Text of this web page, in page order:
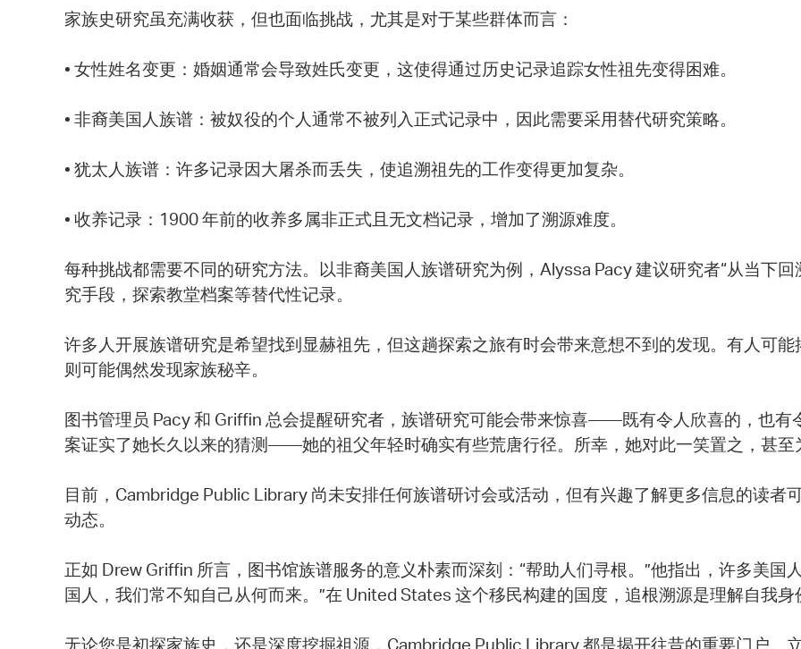
家族史研究虽充满收获，但也面临挑战，尤其是对于某些群体而言：
• 女性姓名变更：婚姻通常会导致姓氏变更，这使得通过历史记录追踪女性祖先变得困难。
• 非裔美国人族谱：被奴役的个人通常不被列入正式记录中，因此需要采用替代研究策略。
• 犹太人族谱：许多记录因大屠杀而丢失，使追溯祖先的工作变得更加复杂。
• 收养记录：1900 年前的收养多属非正式且无文档记录，增加了溯源难度。
每种挑战都需要不同的研究方法。以非裔美国人族谱研究为例，Alyssa Pacy 建议研究者“从当下
究手段，探索教堂档案等替代性记录。
许多人开展族谱研究是希望找到显赫祖先，但这趟探索之旅有时会带来意想不到的发现。有人可
则可能偶然发现家族秘辛。
图书管理员 Pacy 和 Griffin 总会提醒研究者，族谱研究可能会带来惊喜——既有令人欣喜的，也有
案证实了她长久以来的猜测——她的祖父年轻时确实有些荒唐行径。所幸，她对此一笑置之，甚至
目前，Cambridge Public Library 尚未安排任何族谱研讨会或活动，但有兴趣了解更多信息的读者
动态。
正如 Drew Griffin 所言，图书馆族谱服务的意义朴素而深刻：“帮助人们寻根。”他指出，许多美国
国人，我们常不知自己从何而来。”在 United States 这个移民构建的国度，追根溯源是理解自我
无论您是初探家族史，还是深度挖掘祖源，Cambridge Public Library 都是揭开往昔的重要门户。